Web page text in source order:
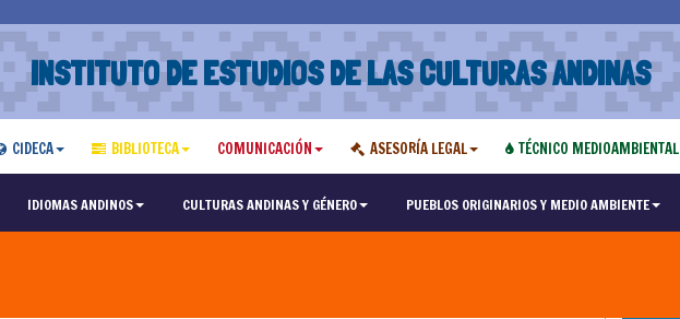
INSTITUTO DE ESTUDIOS DE LAS CULTURAS ANDINAS
CIDECA BIBLIOTECA COMUNICACIÓN ASESORÍA LEGAL TÉCNICO MEDIOAMBIENTAL
IDIOMAS ANDINOS CULTURAS ANDINAS Y GÉNERO PUEBLOS ORIGINARIOS Y MEDIO AMBIENTE